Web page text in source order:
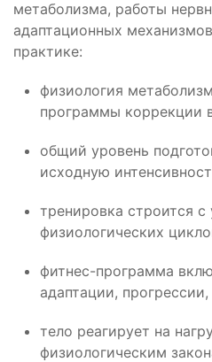
метаболизма, работы
адаптационных
практике:
физиология
программы коррекции
общий уровень
исходную
тренировка строится с
физиологических
фитнес-программа
адаптации,
тело реагирует на
физиологическим